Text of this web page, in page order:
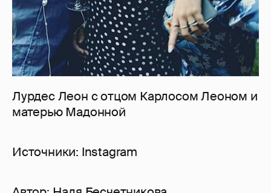
Лурдес Леон с отцом Карлосом Леоном и
матерью Мадонной
Источники: Instagram